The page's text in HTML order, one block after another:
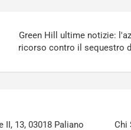
Green Hill ultime notizie:
ricorso contro il sequestro
13, 03018 Paliano Chi